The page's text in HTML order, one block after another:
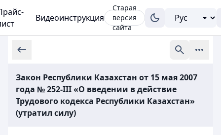
Видеоинструкция
Старая
версия
сайта
Закон Республики Казахстан от 15 мая 2007
года № 252-III «О введении в действие
Трудового кодекса Республики Казахстан»
(утратил силу)